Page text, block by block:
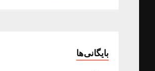
بایگانی‌ها